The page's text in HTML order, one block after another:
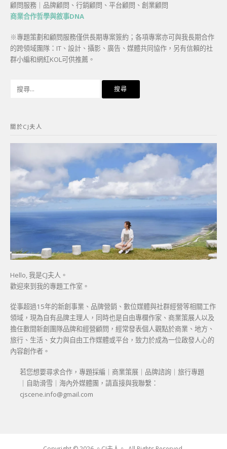
顧問服務｜品牌顧問、行銷顧問、平台顧問、創業顧問
商業合作哲學與敘事DNA
※專題策劃和顧問服務僅供長期專案簽約；各項專案亦可與我長期合作
的跨領域團隊：IT、設計、攝影、廣告、媒體共同協作，另有信賴的社
群小編和網紅KOL可供推薦。
字:
關於CJ夫人
Hello, 我是CJ夫人。
歡迎來到我的專題工作室。
從事超過15年的新創事業、品牌營銷、數位媒體與社群經營等相關工作
領域，現為自有品牌主理人，同時也是自由專欄作家、商業策展人以及
擔任數間新創團隊品牌和經營顧問，經常發表個人觀點於商業、地方、
旅行、生活、女力與自由工作媒體或平台，致力於成為一位啟發人心的
內容創作者。
若您想要尋求合作，專題採編｜商業策展｜品牌諮詢｜旅行專題
｜自助滑雪｜海內外媒體團，請直接與我聯繫：
cjscene.info@gmail.com